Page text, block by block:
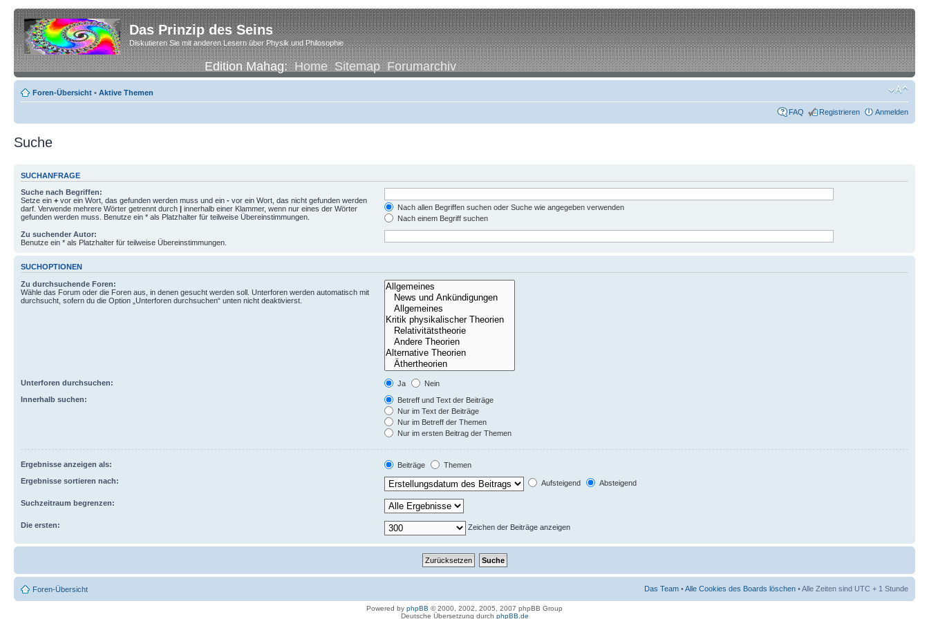
Das Prinzip des Seins
Diskutieren Sie mit anderen Lesern über Physik und Philosophie
Edition Mahag:Home Sitemap Forumarchiv
Foren-Übersicht • Aktive Themen
FAQ Registrieren Anmelden
Suche
SUCHANFRAGE
Suche nach Begriffen:
Setze ein + vor ein Wort, das gefunden werden muss und ein - vor ein Wort, das nicht gefunden werden
darf. Verwende mehrere Wörter getrennt durch | innerhalb einer Klammer, wenn nur eines der Wörter
gefunden werden muss. Benutze ein * als Platzhalter für teilweise Übereinstimmungen.
Nach allen Begriffen suchen oder Suche wie angegeben verwenden
Nach einem Begriff suchen
Zu suchender Autor:
Benutze ein * als Platzhalter für teilweise Übereinstimmungen.
SUCHOPTIONEN
Zu durchsuchende Foren:
Wähle das Forum oder die Foren aus, in denen gesucht werden soll. Unterforen werden automatisch mit
durchsucht, sofern du die Option „Unterforen durchsuchen“ unten nicht deaktivierst.
Unterforen durchsuchen: Ja
Nein
Innerhalb suchen:
Betreff und Text der Beiträge
Nur im Text der Beiträge
Nur im Betreff der Themen
Nur im ersten Beitrag der Themen
Ergebnisse anzeigen als: Beiträge
Themen
Ergebnisse sortieren nach:
Aufsteigend Absteigend
Suchzeitraum begrenzen:
Die ersten: Zeichen der Beiträge anzeigen
Foren-Übersicht Das Team •Alle Cookies des Boards löschen • Alle Zeiten sind UTC + 1 Stunde
Powered by phpBB © 2000, 2002, 2005, 2007 phpBB Group
Deutsche Übersetzung durch phpBB.de